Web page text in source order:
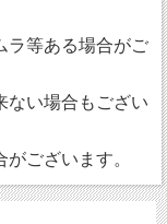
ラ等ある場合がご
ない場合もござい
ございます。